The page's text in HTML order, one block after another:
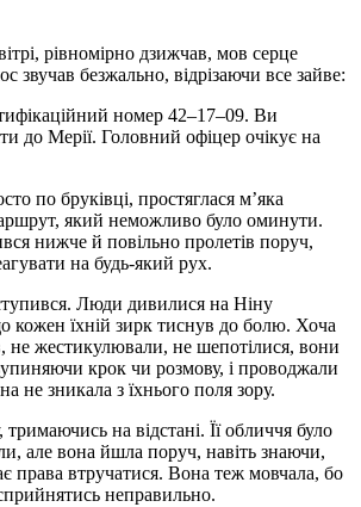
рівномірно дзижчав, мов серце
звучав безжально, відрізаючи все зайве:
номер 42–17–09. Ви
до Мерії. Головний офіцер очікує на
по бруківці, простяглася м’яка
який неможливо було оминути.
нижче й повільно пролетів поруч,
на будь-який рух.
Люди дивилися на Ніну
кожен їхній зирк тиснув до болю. Хоча
не жестикулювали, не шепотілися, вони
крок чи розмову, і проводжали
не зникала з їхнього поля зору.
тримаючись на відстані. Її обличчя було
але вона йшла поруч, навіть знаючи,
права втручатися. Вона теж мовчала, бо
неправильно.